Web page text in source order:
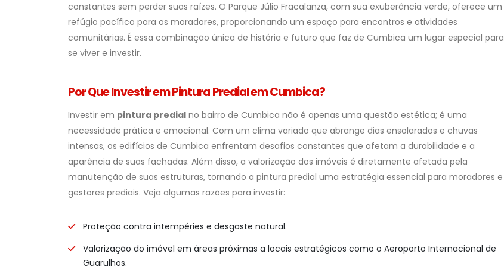
constantes sem perder suas raízes. O Parque Júlio Fracalanza, com sua exuberância verde, oferece um
refúgio pacífico para os moradores, proporcionando um espaço para encontros e atividades
comunitárias. É essa combinação única de história e futuro que faz de Cumbica um lugar especial para
se viver e investir.
Por Que Investir em Pintura Predial em Cumbica?
Investir em pintura predial no bairro de Cumbica não é apenas uma questão estética; é uma
necessidade prática e emocional. Com um clima variado que abrange dias ensolarados e chuvas
intensas, os edifícios de Cumbica enfrentam desafios constantes que afetam a durabilidade e a
aparência de suas fachadas. Além disso, a valorização dos imóveis é diretamente afetada pela
manutenção de suas estruturas, tornando a pintura predial uma estratégia essencial para moradores e
gestores prediais. Veja algumas razões para investir:
Proteção contra intempéries e desgaste natural.
Valorização do imóvel em áreas próximas a locais estratégicos como o Aeroporto Internacional de
Guarulhos.